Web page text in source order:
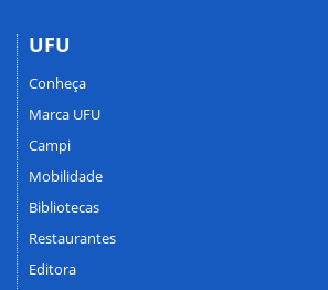
UFU
Conheça
Marca UFU
Campi
Mobilidade
Bibliotecas
Restaurantes
Editora